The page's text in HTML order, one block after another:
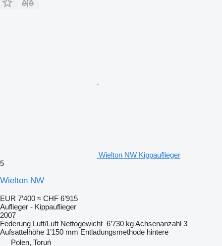
Wielton NW Kippauflieger
5
Wielton NW
EUR 7’400 ≈ CHF 6’915
Auflieger - Kippauflieger
2007
Federung Luft/Luft Nettogewicht 6’730 kgAchsenanzahl 3
Aufsattelhöhe 1’150 mm Entladungsmethode hintere
Polen, Toruń